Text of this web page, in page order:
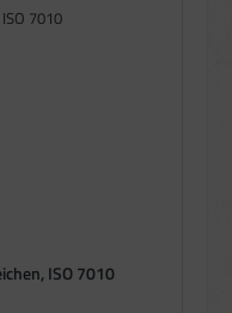
ISO 7010